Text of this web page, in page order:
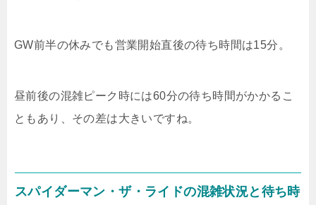
GW前半の休みでも営業開始直後の待ち時間は15分。
昼前後の混雑ピーク時には60分の待ち時間がかかるこ
ともあり、その差は大きいですね。
スパイダーマン・ザ・ライドの混雑状況と待ち時